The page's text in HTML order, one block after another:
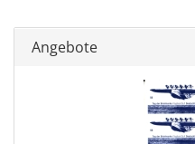
Angebote